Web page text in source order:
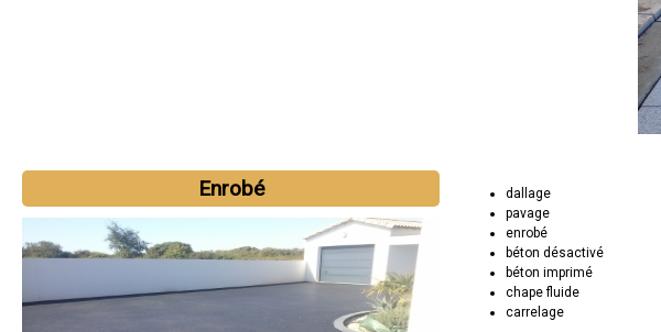
Enrobé
dallage
pavage
enrobé
béton désactivé
béton imprimé
chape fluide
carrelage